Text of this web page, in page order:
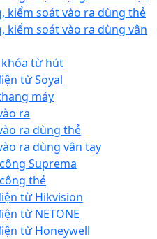
kiểm soát vào ra dùng thẻ
kiểm soát vào ra dùng vân
từ hút
từ Soyal
máy
ra
ra dùng thẻ
ra dùng vân tay
Suprema
thẻ
từ Hikvision
từ NETONE
từ Honeywell